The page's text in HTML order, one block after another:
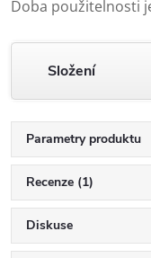
Doba použitelnosti
Složení
Parametry produktu
Recenze (1)
Diskuse